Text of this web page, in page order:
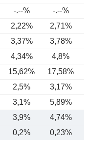
-.--%
-.--%
2,22% 2,71%
3,37%
3,78%
4,34% 4,8%
15,62%
17,58%
2,5% 3,17%
3,1% 5,89%
3,9% 4,74%
0,2% 0,23%